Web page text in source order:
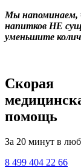
Мы
напитков НЕ
уменьшите
Скорая
помощь
За 20 минут в
8 499 404 22 66